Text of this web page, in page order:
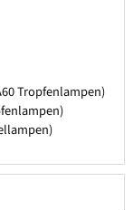
Tropfenlampen)